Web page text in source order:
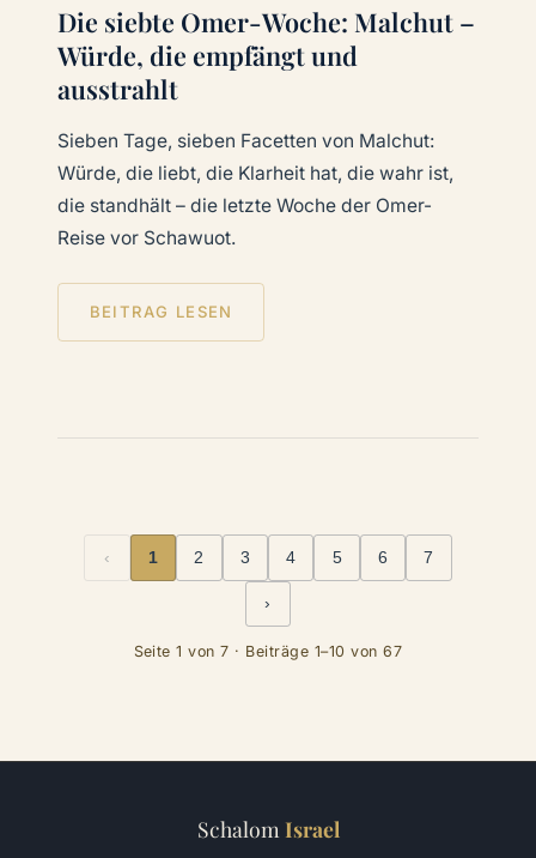
Die siebte Omer-Woche: Malchut –
Würde, die empfängt und
ausstrahlt
Sieben Tage, sieben Facetten von Malchut:
Würde, die liebt, die Klarheit hat, die wahr ist,
die standhält – die letzte Woche der Omer-
Reise vor Schawuot.
BEITRAG LESEN
‹ 1 2 3 4 5 6 7
›
Seite 1 von 7 · Beiträge 1–10 von 67
Schalom Israel